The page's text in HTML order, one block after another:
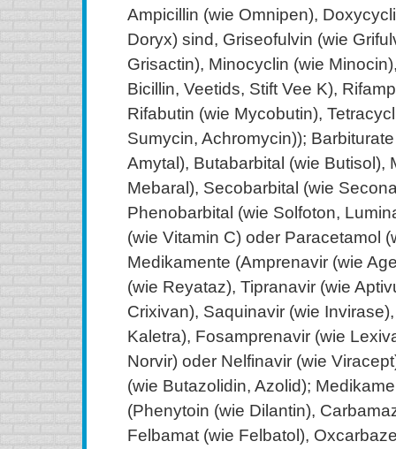
Ampicillin (wie Omnipen),
Doryx) sind, Griseofulvin (wie
Grisactin), Minocyclin (wie
Bicillin, Veetids, Stift Vee K),
Rifabutin (wie Mycobutin),
Sumycin, Achromycin));
Amytal), Butabarbital (wie Butisol),
Mebaral), Secobarbital (wie
Phenobarbital (wie Solfoton,
(wie Vitamin C) oder Paracetamol
Medikamente (Amprenavir (wie
(wie Reyataz), Tipranavir (wie
Crixivan), Saquinavir (wie
Kaletra), Fosamprenavir (wie
Norvir) oder Nelfinavir (wie
(wie Butazolidin, Azolid);
(Phenytoin (wie Dilantin),
Felbamat (wie Felbatol),